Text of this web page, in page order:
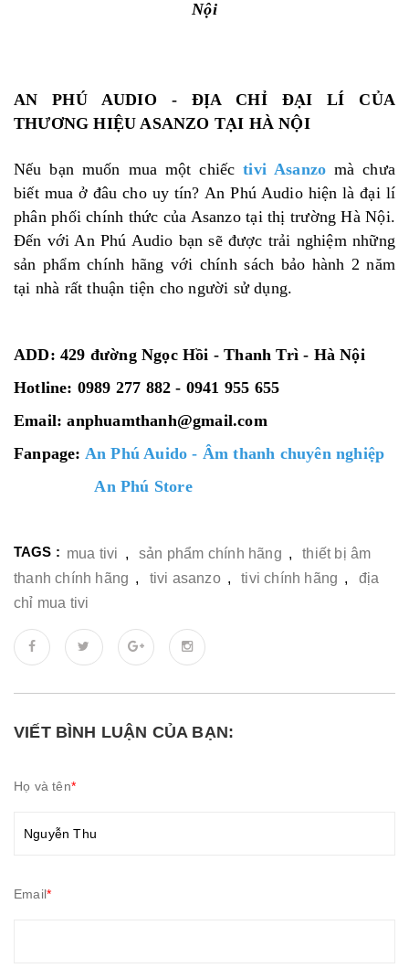
Nội
AN PHÚ AUDIO - ĐỊA CHỈ ĐẠI LÍ CỦA
THƯƠNG HIỆU ASANZO TẠI HÀ NỘI
Nếu bạn muốn mua một chiếctivi Asanzo mà chưa
biết mua ở đâu cho uy tín? An Phú Audio hiện là đại lí
phân phối chính thức của Asanzo tại thị trường Hà Nội.
Đến với An Phú Audio bạn sẽ được trải nghiệm những
sản phẩm chính hãng với chính sách bảo hành 2 năm
tại nhà rất thuận tiện cho người sử dụng.
ADD: 429 đường Ngọc Hồi - Thanh Trì - Hà Nội
Hotline: 0989 277 882 - 0941 955 655
Email: anphuamthanh@gmail.com
Fanpage: An Phú Auido - Âm thanh chuyên nghiệp
An Phú Store
TAGS : mua tivi , sản phẩm chính hãng ,
thiết bị âm
thanh chính hãng , tivi asanzo , tivi chính hãng ,
địa
chỉ mua tivi
VIẾT BÌNH LUẬN CỦA BẠN:
Họ và tên*
Email*